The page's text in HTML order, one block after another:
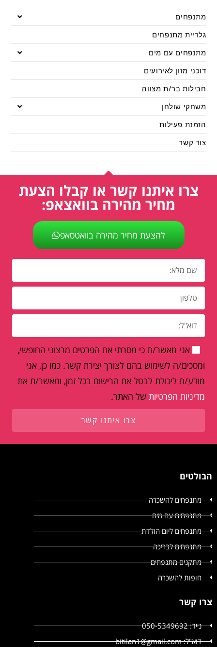
מתנפחים
גלריית מתנפחים
מתנפחים עם מים
דוכני מזון לאירועים
חבילות בר/ת מצווה
משחקי שולחן
הזמנת פעילות
צור קשר
צרו איתנו קשר או קבלו הצעת
מחיר מהירה בוואצאפ:
להצעת מחיר מהירה בוואטסאפ
אני מאשר/ת כי מסרתי את הפרטים מרצוני החופשי,
ומסכים/ה לשימוש בהם לצורך יצירת קשר. כמו כן, אני
מודע/ת ליכולת לבטל את הרישום בכל זמן, ומאשר/ת את
מדיניות הפרטיות של האתר.
צרו איתנו קשר
הבולטים
מתנפחים להשכרה
מתנפחים עם מים
מתנפחים ליום הולדת
מתנפחים לבריכה
מתקנים מתנפחים
חופות להשכרה
צרו קשר
נייד: 050-5349692
דוא"ל: bitilan1@gmail.com